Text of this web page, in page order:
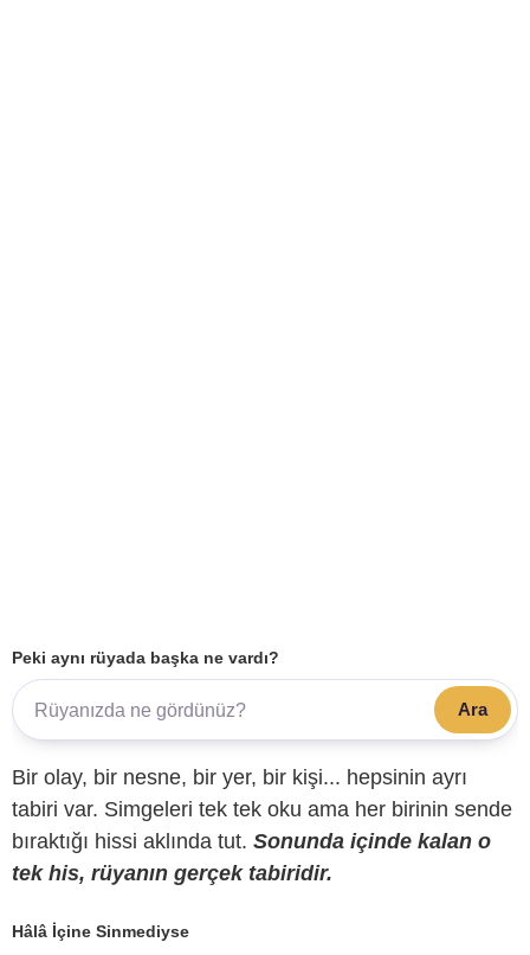
Peki aynı rüyada başka ne vardı?
Ara
Bir olay, bir nesne, bir yer, bir kişi... hepsinin ayrı
tabiri var. Simgeleri tek tek oku ama her birinin sende
bıraktığı hissi aklında tut. Sonunda içinde kalan o
tek his, rüyanın gerçek tabiridir.
Hâlâ İçine Sinmediyse